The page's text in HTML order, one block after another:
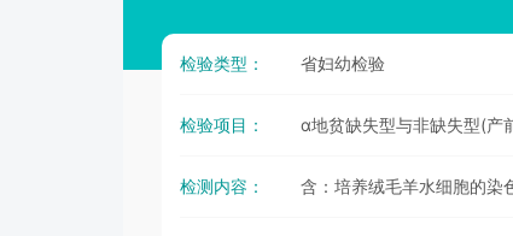
检验类型： 省妇幼检验
检验项目： α地贫缺失型与非缺失型(产
检测内容： 含：培养绒毛羊水细胞的染